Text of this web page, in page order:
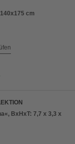
cm
BxHxT: 7,7 x 3,3 x